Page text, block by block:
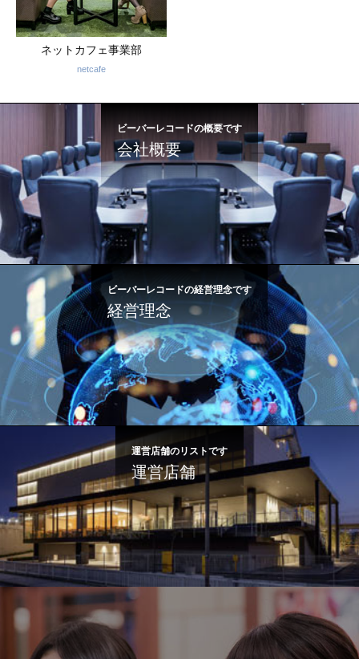
ネットカフェ事業部
netcafe
ビーバーレコードの概要です
会社概要
ビーバーレコードの経営理念です
経営理念
運営店舗のリストです
運営店舗